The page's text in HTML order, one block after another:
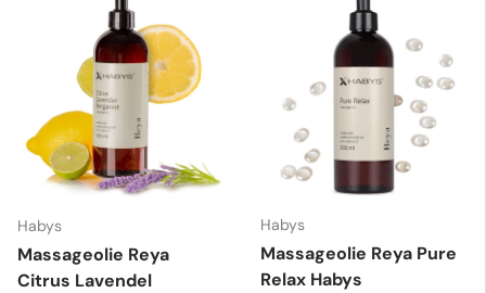
Habys
Massageolie Reya
Citrus Lavendel
Habys
Massageolie Reya Pure
Relax Habys